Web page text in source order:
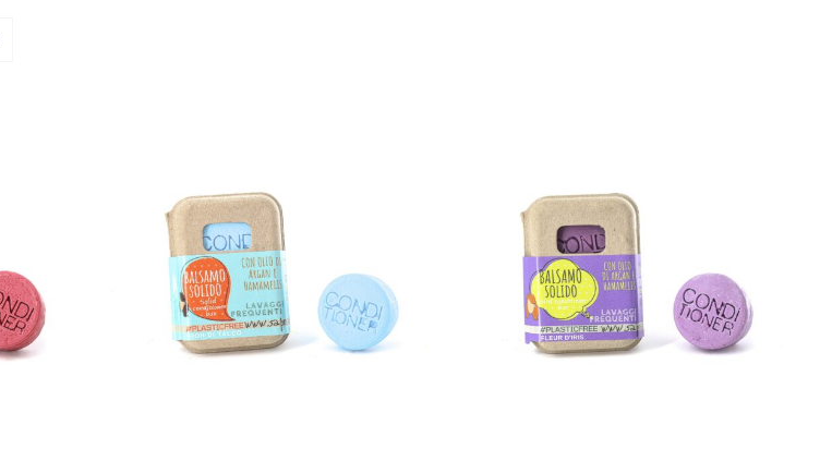
AGGIUNGI AL CARRELLO
QUICK VIEW
AGGIUNGI AL CARRELLO
QUICK VIEW